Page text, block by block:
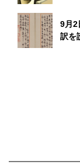
9月2
訳を